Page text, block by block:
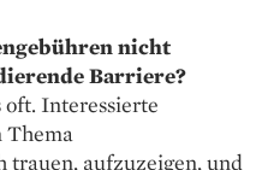
nicht
Barriere?
oft. ­Interessierte
Thema
trauen, aufzuzeigen, und